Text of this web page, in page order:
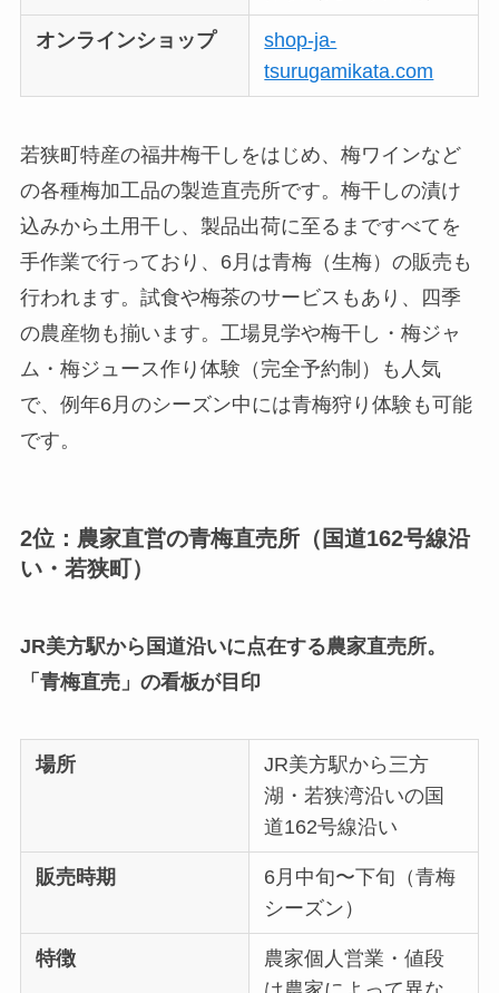
オンラインショップ
shop-ja-
tsurugamikata.com
若狭町特産の福井梅干しをはじめ、梅ワインなど
の各種梅加工品の製造直売所です。梅干しの漬け
込みから土用干し、製品出荷に至るまですべてを
手作業で行っており、6月は青梅（生梅）の販売も
行われます。試食や梅茶のサービスもあり、四季
の農産物も揃います。工場見学や梅干し・梅ジャ
ム・梅ジュース作り体験（完全予約制）も人気
で、例年6月のシーズン中には青梅狩り体験も可能
です。
2位：農家直営の青梅直売所（国道162号線沿
い・若狭町）
JR美方駅から国道沿いに点在する農家直売所。
「青梅直売」の看板が目印
場所
JR美方駅から三方
湖・若狭湾沿いの国
道162号線沿い
販売時期
6月中旬〜下旬（青梅
シーズン）
特徴
農家個人営業・値段